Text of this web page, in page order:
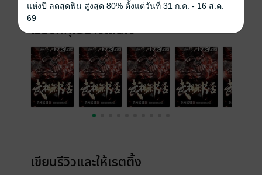
เรื่องที่คุณน่าจะสนใจ
เขียนรีวิวและให้เรตติ้ง
แห่งปี ลดสุดฟิน สูงสุด 80% ตั้งแต่วันที่ 31 ก.ค. - 16 ส.ค.
69